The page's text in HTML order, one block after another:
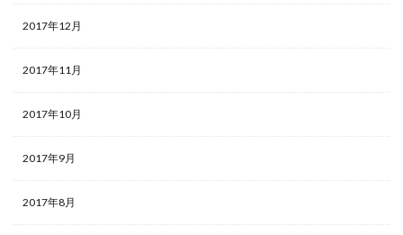
2017年12月
2017年11月
2017年10月
2017年9月
2017年8月